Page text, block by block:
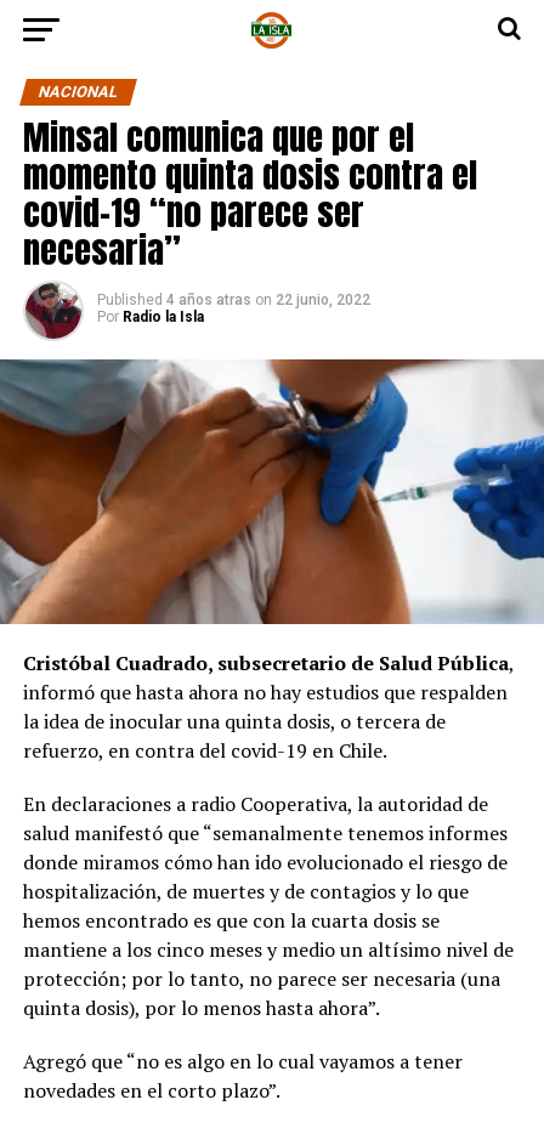
NACIONAL
Minsal comunica que por el
momento quinta dosis contra el
covid-19 “no parece ser
necesaria”
Published 4 años atras on 22 junio, 2022
Por Radio la Isla
Cristóbal Cuadrado, subsecretario de Salud Pública,
informó que hasta ahora no hay estudios que respalden
la idea de inocular una quinta dosis, o tercera de
refuerzo, en contra del covid-19 en Chile.
En declaraciones a radio Cooperativa, la autoridad de
salud manifestó que “semanalmente tenemos informes
donde miramos cómo han ido evolucionado el riesgo de
hospitalización, de muertes y de contagios y lo que
hemos encontrado es que con la cuarta dosis se
mantiene a los cinco meses y medio un altísimo nivel de
protección; por lo tanto, no parece ser necesaria (una
quinta dosis), por lo menos hasta ahora”.
Agregó que “no es algo en lo cual vayamos a tener
novedades en el corto plazo”.